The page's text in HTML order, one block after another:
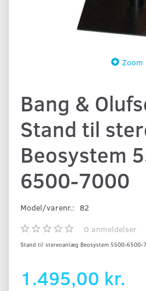
Zoom
Bang &
Stand til
Beosystem
6500-7000
Model/varenr.: 82
0 anmeldelser
Stand til stereoanlæg Beosystem 5500-6500-
1.495,00 kr.